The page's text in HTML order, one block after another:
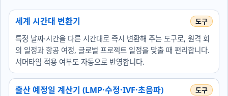
세계 시간대 변환기
특정 날짜·시간을 다른 시간대로 즉시 변환해 주는 도구로, 원격 회
의 일정과 항공 여정, 글로벌 프로젝트 일정을 맞출 때 편리합니다.
서머타임 적용 여부도 자동으로 반영합니다.
출산 예정일 계산기 (LMP·수정·IVF·초음파)